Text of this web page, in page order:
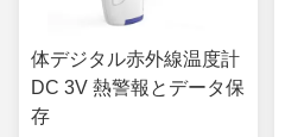
体デジタル赤外線温度計
DC 3V 熱警報とデータ保
存